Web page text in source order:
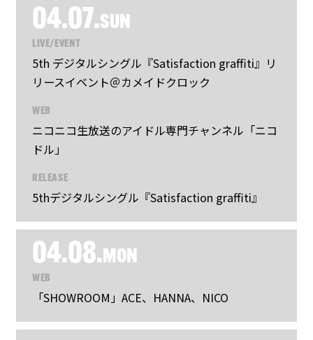
04.07.SUN
LIVE/EVENT
5th デジタルシングル『Satisfaction graffiti』リ
リースイベント＠カメイドクロック
WEB
ニコニコ生放送のアイドル専門チャンネル「ニコ
ドル」
RELEASE
5thデジタルシングル『Satisfaction graffiti』
04.08.MON
WEB
「SHOWROOM」ACE、HANNA、NICO